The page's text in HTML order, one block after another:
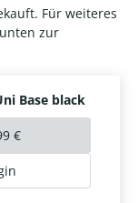
Für weiteres
zur
Base black
€